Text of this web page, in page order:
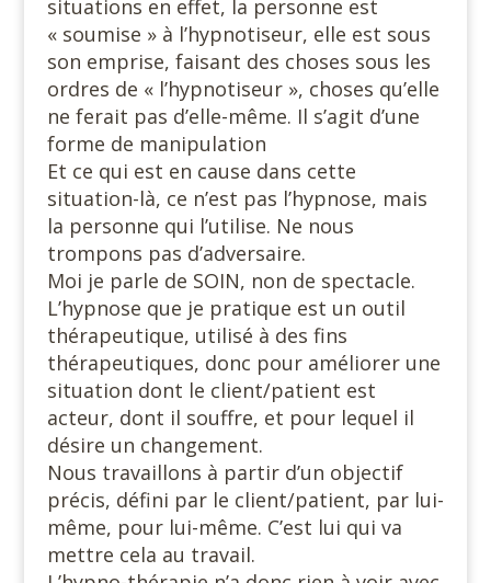
situations en effet, la personne est
« soumise » à l’hypnotiseur, elle est sous
son emprise, faisant des choses sous les
ordres de « l’hypnotiseur », choses qu’elle
ne ferait pas d’elle-même. Il s’agit d’une
forme de manipulation
Et ce qui est en cause dans cette
situation-là, ce n’est pas l’hypnose, mais
la personne qui l’utilise. Ne nous
trompons pas d’adversaire.
Moi je parle de SOIN, non de spectacle.
L’hypnose que je pratique est un outil
thérapeutique, utilisé à des fins
thérapeutiques, donc pour améliorer une
situation dont le client/patient est
acteur, dont il souffre, et pour lequel il
désire un changement.
Nous travaillons à partir d’un objectif
précis, défini par le client/patient, par lui-
même, pour lui-même. C’est lui qui va
mettre cela au travail.